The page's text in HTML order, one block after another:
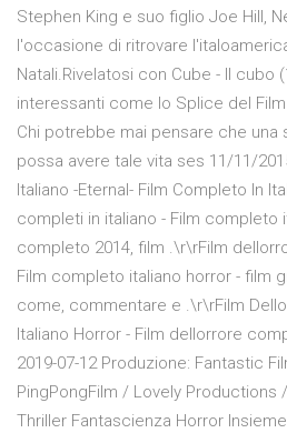
Stephen King e suo figlio Joe Hill,
l'occasione di ritrovare
Natali.Rivelatosi con Cube - Il cubo
interessanti come lo Splice del
Chi potrebbe mai pensare che
possa avere tale vita ses 11/11/
Italiano -Eternal- Film Completo In
completi in italiano - Film completo
completo 2014, film .\r\rFilm
Film completo italiano horror - film
come, commentare e .\r\rFilm
Italiano Horror - Film dellorrore
2019-07-12 Produzione: Fantastic
PingPongFilm / Lovely Productions
Thriller Fantascienza Horror